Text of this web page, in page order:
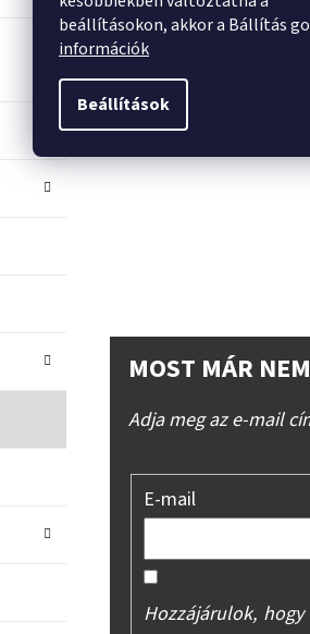
beállításokon, akkor a Bállítás
információk
Beállítások
Értékelés
MOST MÁR
Adja meg az e-mail
E-mail
Hozzájárulok,